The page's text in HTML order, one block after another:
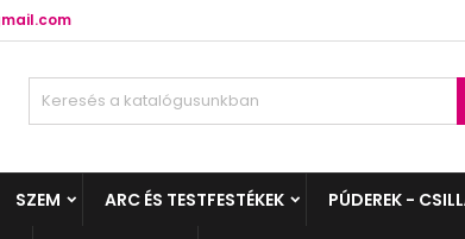
SZEM ARC ÉS TESTFESTÉKEK PÚDEREK -